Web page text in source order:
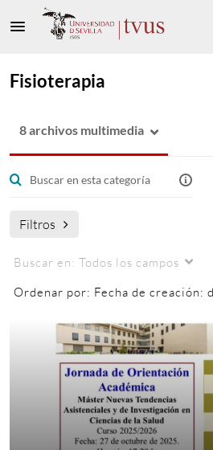
Fisioterapia
8 archivos multimedia
Filtros
Buscar en: Todos los campos
Ordenar por: Fecha de creación: